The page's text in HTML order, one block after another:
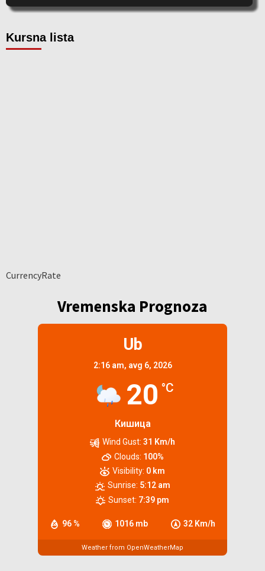
Kursna lista
CurrencyRate
Vremenska Prognoza
Ub
2:16 am, avg 6, 2026
20 °C
Кишица
96 % 1016 mb 32 Km/h
Wind Gust: 31 Km/h
Clouds: 100%
Visibility: 0 km
Sunrise: 5:12 am
Sunset: 7:39 pm
Weather from OpenWeatherMap